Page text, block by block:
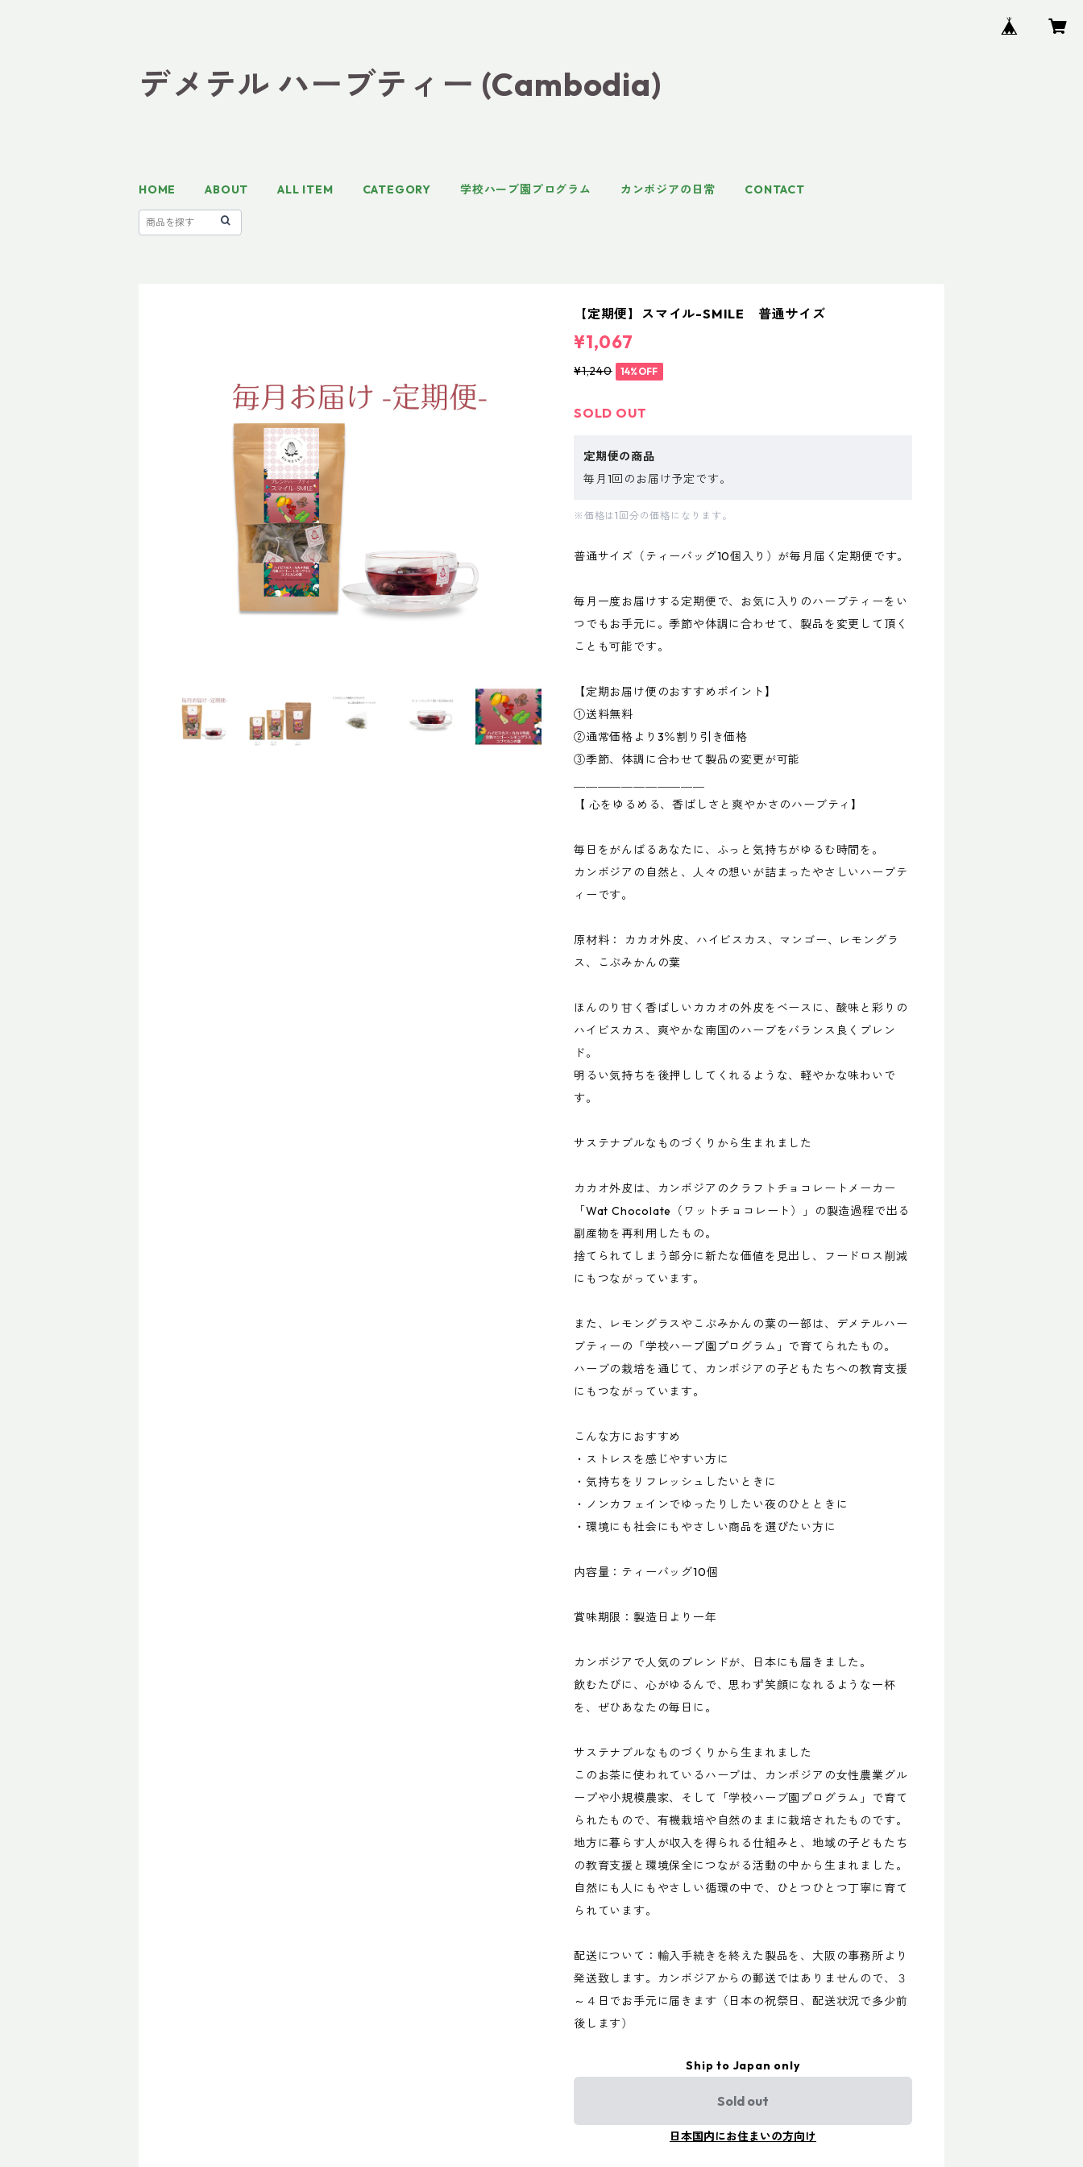
デメテル ハーブティー (Cambodia)
HOME ABOUT ALL ITEM CATEGORY 学校ハーブ園プログラム カンボジアの日常 CONTACT
【定期便】スマイル-SMILE 普通サイズ
¥1,067
¥1,240 14%OFF
SOLD OUT
定期便の商品
毎月1回のお届け予定です。
※価格は1回分の価格になります。
普通サイズ（ティーバッグ10個入り）が毎月届く定期便です。
毎月一度お届けする定期便で、お気に入りのハーブティーをい
つでもお手元に。季節や体調に合わせて、製品を変更して頂く
ことも可能です。
【定期お届け便のおすすめポイント】
①送料無料
②通常価格より3％割り引き価格
③季節、体調に合わせて製品の変更が可能
【 心をゆるめる、香ばしさと爽やかさのハーブティ】
毎日をがんばるあなたに、ふっと気持ちがゆるむ時間を。
カンボジアの自然と、人々の想いが詰まったやさしいハーブテ
ィーです。
原材料： カカオ外皮、ハイビスカス、マンゴー、レモングラ
ス、こぶみかんの葉
ほんのり甘く香ばしいカカオの外皮をベースに、酸味と彩りの
ハイビスカス、爽やかな南国のハーブをバランス良くブレン
ド。
明るい気持ちを後押ししてくれるような、軽やかな味わいで
す。
サステナブルなものづくりから生まれました
カカオ外皮は、カンボジアのクラフトチョコレートメーカー
「Wat Chocolate（ワットチョコレート）」の製造過程で出る
副産物を再利用したもの。
捨てられてしまう部分に新たな価値を見出し、フードロス削減
にもつながっています。
また、レモングラスやこぶみかんの葉の一部は、デメテルハー
ブティーの「学校ハーブ園プログラム」で育てられたもの。
ハーブの栽培を通じて、カンボジアの子どもたちへの教育支援
にもつながっています。
こんな方におすすめ
・ストレスを感じやすい方に
・気持ちをリフレッシュしたいときに
・ノンカフェインでゆったりしたい夜のひとときに
・環境にも社会にもやさしい商品を選びたい方に
内容量：ティーバッグ10個
賞味期限：製造日より一年
カンボジアで人気のブレンドが、日本にも届きました。
飲むたびに、心がゆるんで、思わず笑顔になれるような一杯
を、ぜひあなたの毎日に。
サステナブルなものづくりから生まれました
このお茶に使われているハーブは、カンボジアの女性農業グル
ープや小規模農家、そして「学校ハーブ園プログラム」で育て
られたもので、有機栽培や自然のままに栽培されたものです。
地方に暮らす人が収入を得られる仕組みと、地域の子どもたち
の教育支援と環境保全につながる活動の中から生まれました。
自然にも人にもやさしい循環の中で、ひとつひとつ丁寧に育て
られています。
配送について：輸入手続きを終えた製品を、大阪の事務所より
発送致します。カンボジアからの郵送ではありませんので、３
～４日でお手元に届きます（日本の祝祭日、配送状況で多少前
後します）
Ship to Japan only
Sold out
日本国内にお住まいの方向け